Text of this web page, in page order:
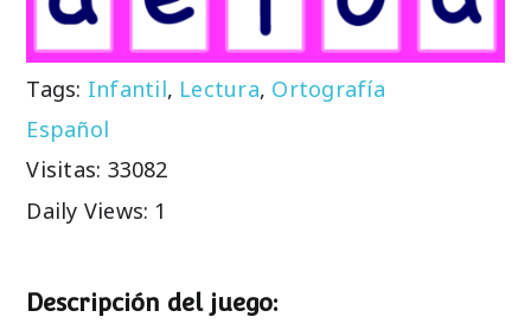
Tags: Infantil, Lectura, Ortografía
Español
Visitas: 33082
Daily Views: 1
Descripción del juego: